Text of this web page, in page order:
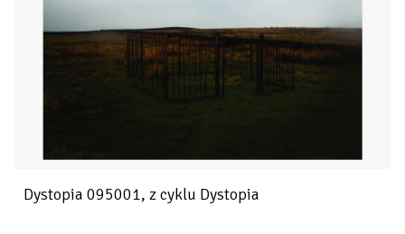
Dystopia 095001, z cyklu Dystopia